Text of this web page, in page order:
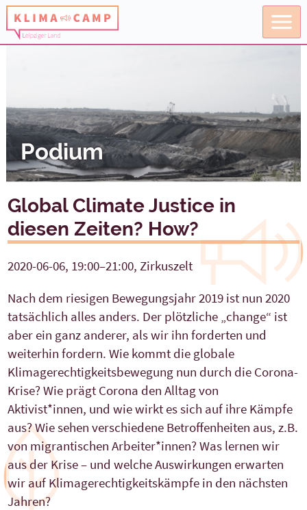
Podium
Global Climate Justice in
diesen Zeiten? How?
2020-06-06, 19:00–21:00, Zirkuszelt
Nach dem riesigen Bewegungsjahr 2019 ist nun 2020
tatsächlich alles anders. Der plötzliche „change“ ist
aber ein ganz anderer, als wir ihn forderten und
weiterhin fordern. Wie kommt die globale
Klimagerechtigkeitsbewegung nun durch die Corona-
Krise? Wie prägt Corona den Alltag von
Aktivist*innen, und wie wirkt es sich auf ihre Kämpfe
aus? Wie sehen verschiedene Betroffenheiten aus, z.B.
von migrantischen Arbeiter*innen? Was lernen wir
aus der Krise – und welche Auswirkungen erwarten
wir auf Klimagerechtigkeitskämpfe in den nächsten
Jahren?